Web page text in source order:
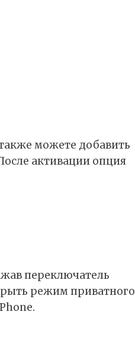
можете добавить
активации опция
переключатель
режим приватного